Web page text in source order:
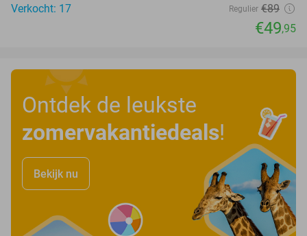
Verkocht: 17
Regulier €89
€49,95
Ontdek de leukste
zomervakantiedeals!
Bekijk nu